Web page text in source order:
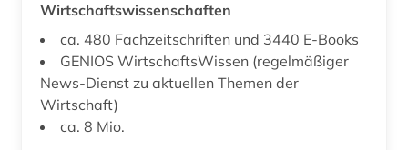
Wirtschaftswissenschaften
ca. 480 Fachzeitschriften und 3440 E-Books
GENIOS WirtschaftsWissen (regelmäßiger
News-Dienst zu aktuellen Themen der
Wirtschaft)
ca. 8 Mio.